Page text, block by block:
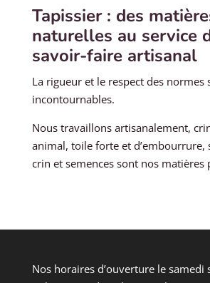
Tapissier : des
naturelles au service
savoir-faire artisanal
La rigueur et le respect des normes
incontournables.
Nous travaillons artisanalement,
animal, toile forte et d’embourrure,
crin et semences sont nos matières
Nos horaires d’ouverture le samedi